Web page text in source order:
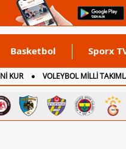
Basketbol Sporx
KUR VOLEYBOL MİLLİ